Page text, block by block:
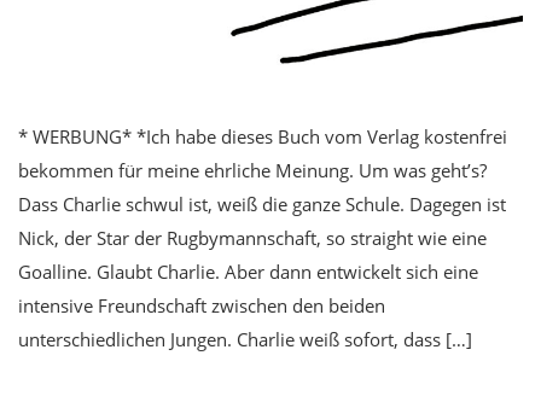
* WERBUNG* *Ich habe dieses Buch vom Verlag kostenfrei
bekommen für meine ehrliche Meinung. Um was geht’s?
Dass Charlie schwul ist, weiß die ganze Schule. Dagegen ist
Nick, der Star der Rugbymannschaft, so straight wie eine
Goalline. Glaubt Charlie. Aber dann entwickelt sich eine
intensive Freundschaft zwischen den beiden
unterschiedlichen Jungen. Charlie weiß sofort, dass […]